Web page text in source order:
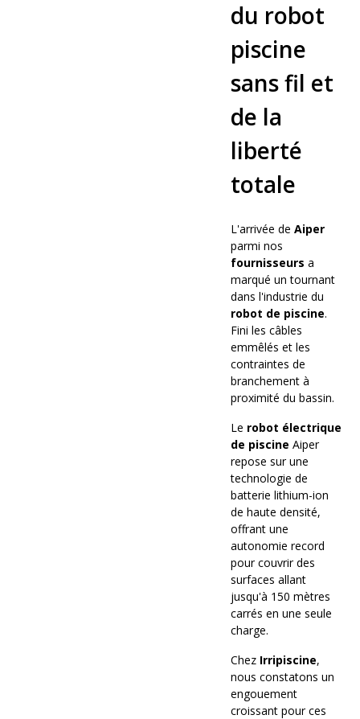
du robot
piscine
sans fil et
de la
liberté
totale
L'arrivée de Aiper
parmi nos
fournisseurs a
marqué un tournant
dans l'industrie du
robot de piscine.
Fini les câbles
emmêlés et les
contraintes de
branchement à
proximité du bassin.
Le robot électrique
de piscine Aiper
repose sur une
technologie de
batterie lithium-ion
de haute densité,
offrant une
autonomie record
pour couvrir des
surfaces allant
jusqu'à 150 mètres
carrés en une seule
charge.
Chez Irripiscine,
nous constatons un
engouement
croissant pour ces